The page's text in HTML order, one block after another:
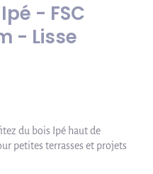
- FSC
- Lisse
du bois Ipé haut de
petites terrasses et projets